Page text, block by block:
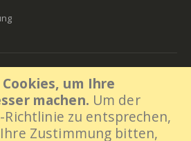
um Ihre
machen. Um der
Richtlinie zu entsprechen,
Zustimmung bitten,